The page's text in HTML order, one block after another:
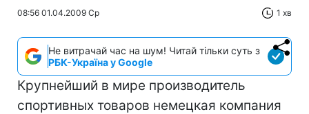
08:56 01.04.2009 Ср 1 хв
Не витрачай час на шум! Читай тільки суть з
РБК-Україна у Google
Крупнейший в мире производитель
спортивных товаров немецкая компания